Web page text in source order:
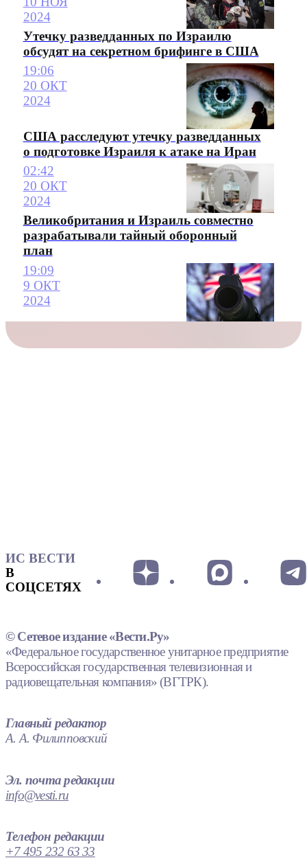
2024
Утечку разведданных по Израилю
обсудят на секретном брифинге в США
19:06
20 ОКТ
2024
США расследуют утечку разведданных
о подготовке Израиля к атаке на Иран
02:42
20 ОКТ
2024
Великобритания и Израиль совместно
разрабатывали тайный оборонный
план
19:09
9 ОКТ
2024
ИС ВЕСТИ
В
СОЦСЕТЯХ
© Сетевое издание «Вести.Ру»
«Федеральное государственное унитарное предприятие
Всероссийская государственная телевизионная и
радиовещательная компания» (ВГТРК).
Главный редактор
А. А. Филипповский
Эл. почта редакции
info@vesti.ru
Телефон редакции
+7 495 232 63 33